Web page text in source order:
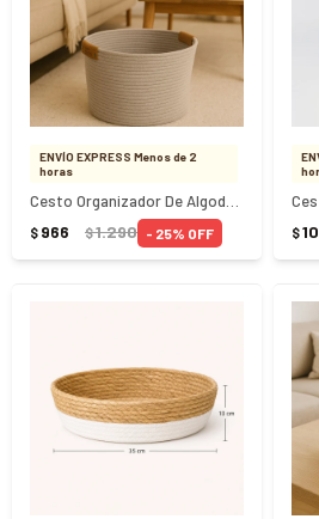
ENVÍO EXPRESS Menos de 2
horas
$ 966 $1.290 25 $